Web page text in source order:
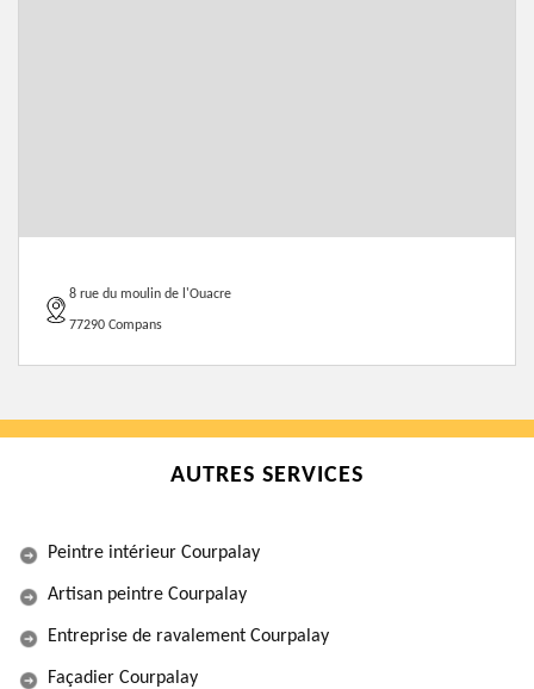
8 rue du moulin de l'Ouacre
77290 Compans
AUTRES SERVICES
Peintre intérieur Courpalay
Artisan peintre Courpalay
Entreprise de ravalement Courpalay
Façadier Courpalay